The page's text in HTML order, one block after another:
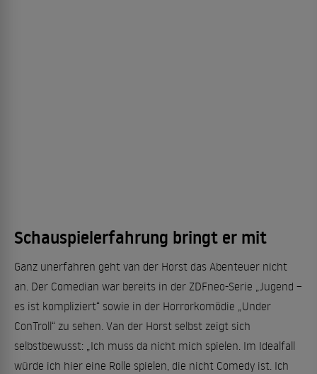
Schauspielerfahrung bringt er mit
Ganz unerfahren geht van der Horst das Abenteuer nicht
an. Der Comedian war bereits in der ZDFneo-Serie „Jugend –
es ist kompliziert“ sowie in der Horrorkomödie „Under
ConTroll“ zu sehen​. Van der Horst selbst zeigt sich
selbstbewusst: „Ich muss da nicht mich spielen. Im Idealfall
würde ich hier eine Rolle spielen, die nicht Comedy ist. Ich